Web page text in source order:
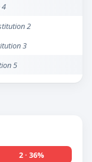
4
2
3
5
2 · 36%